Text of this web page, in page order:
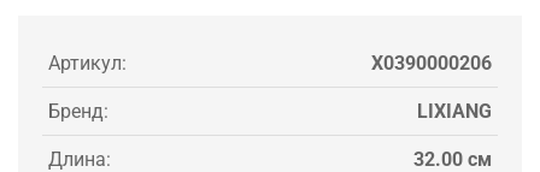
Артикул: X0390000206
Бренд: LIXIANG
Длина: 32.00 см